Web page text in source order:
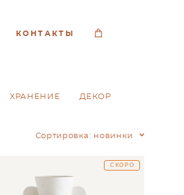
КОНТАКТЫ
ХРАНЕНИЕ
ДЕКОР
Сортировка: новинки
СКОРО